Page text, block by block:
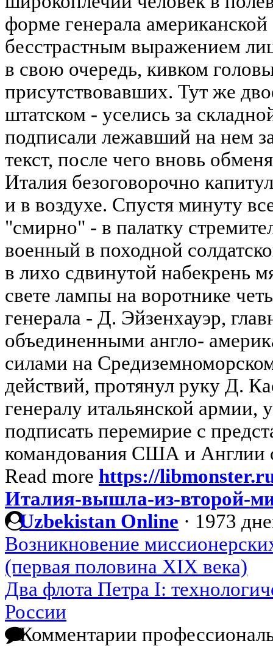
форме генерала
бесстрастным выражением
в свою очередь, кивком
присутствовавших. Тут же
штатском - уселись за
подписали лежавший на нем
текст, после чего вновь
Италия безоговорочно
и в воздухе. Спустя минуту
"смирно" - в палатку
военный в походной
в лихо сдвинутой набекрень
свете лампы на воротнике
генерала - Д. Эйзенхауэр,
объединенными англо-
силами на
действий, протянул руку Д.
генералу итальянской армии,
подписать перемирие с
командования США и Англии
Read more https://
Италия-вышла-из-второй-
Uzbekistan Online · 1973
Возникновение
(первая половина XIX века)
Два флота Петра I:
России
Комментарии